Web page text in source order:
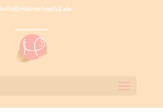
info@mamahoch2.de